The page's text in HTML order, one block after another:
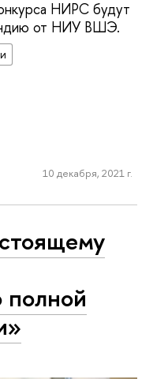
НИРС будут
от НИУ ВШЭ.
10 декабря, 2021 г.
полной